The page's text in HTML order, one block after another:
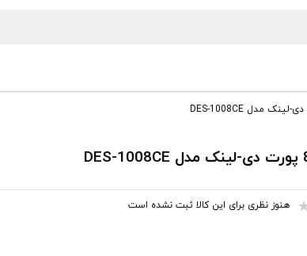
هنوز نظری برای این کالا ثبت نشده است